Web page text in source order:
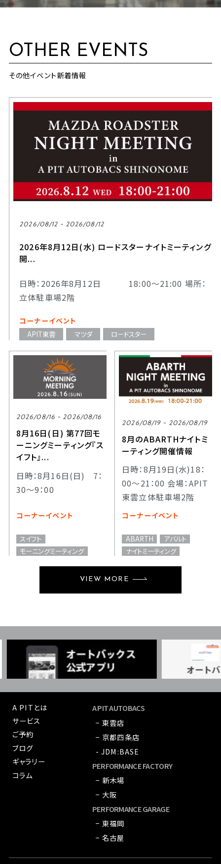
OTHER EVENTS
その他イベント新着情報
2026/08/12 - 2026/08/12
2026年8月12日(水) ロードスターナイトミーティング
開...
日時：2026年8月12日 18:00～21:00 場所：
立体駐車場2階
コーナーイベント
APIT東雲
マツダ ロードスター
2026/08/16 - 2026/08/16
8月16日(日) 第77回モ
ーニングミーティング『ス
イフト』...
日時：8月16日(日) 7：
30～9：00
コーナーイベント
スイフト
モーニングミーティング
2026/08/19 - 2026/08/19
8月のABARTHナイトミ
ーティング開催情報
日時：8月19日(水)18：
00～21：00 会場：APIT
東雲立体駐車場2階
コーナーイベント
ABARTH
アバルト
ナイトミーティング
VIEW MORE
A PITとは
サービス
ご予約
ブログ
ギャラリー
コラム
A PIT AUTOBACS
− 東雲店
− 京都四条店
- JDM:BASE
PERFORMANCE FACTORY
− 新木場
− 大阪
PERFORMANCE GARAGE
− 東福岡
− 名古屋